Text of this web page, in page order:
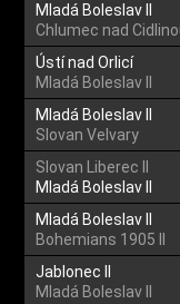
Mladá Boleslav II
Chlumec nad
Ústí nad Orlicí
Mladá Boleslav II
Mladá Boleslav II
Slovan Velvary
Slovan Liberec II
Mladá Boleslav II
Mladá Boleslav II
Bohemians 1905 II
Jablonec II
Mladá Boleslav II